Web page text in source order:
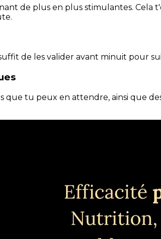
de plus en plus stimulantes.
de les valider avant minuit pour
que tu peux en attendre, ainsi que